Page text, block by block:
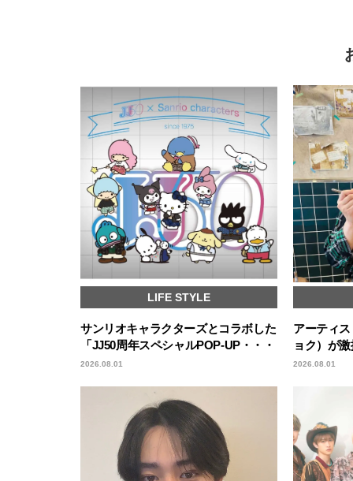
LIFE STYLE
サンリオキャラクターズとコラボした
「JJ50周年スペシャルPOP-UP・・・
2026.08.01
アーティ
ョク）が
2026.08.01